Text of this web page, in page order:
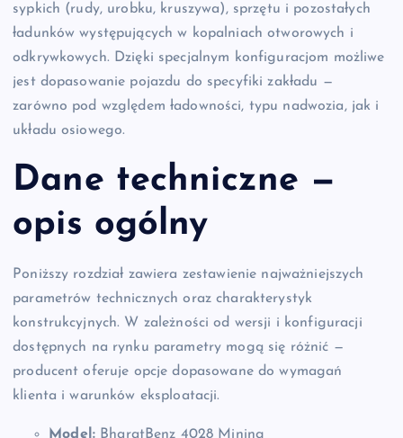
sypkich (rudy, urobku, kruszywa), sprzętu i pozostałych
ładunków występujących w kopalniach otworowych i
odkrywkowych. Dzięki specjalnym konfiguracjom możliwe
jest dopasowanie pojazdu do specyfiki zakładu —
zarówno pod względem ładowności, typu nadwozia, jak i
układu osiowego.
Dane techniczne —
opis ogólny
Poniższy rozdział zawiera zestawienie najważniejszych
parametrów technicznych oraz charakterystyk
konstrukcyjnych. W zależności od wersji i konfiguracji
dostępnych na rynku parametry mogą się różnić —
producent oferuje opcje dopasowane do wymagań
klienta i warunków eksploatacji.
Model:BharatBenz 4028 Mining